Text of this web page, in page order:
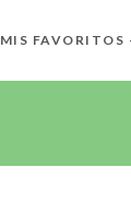
MIS FAVORITOS